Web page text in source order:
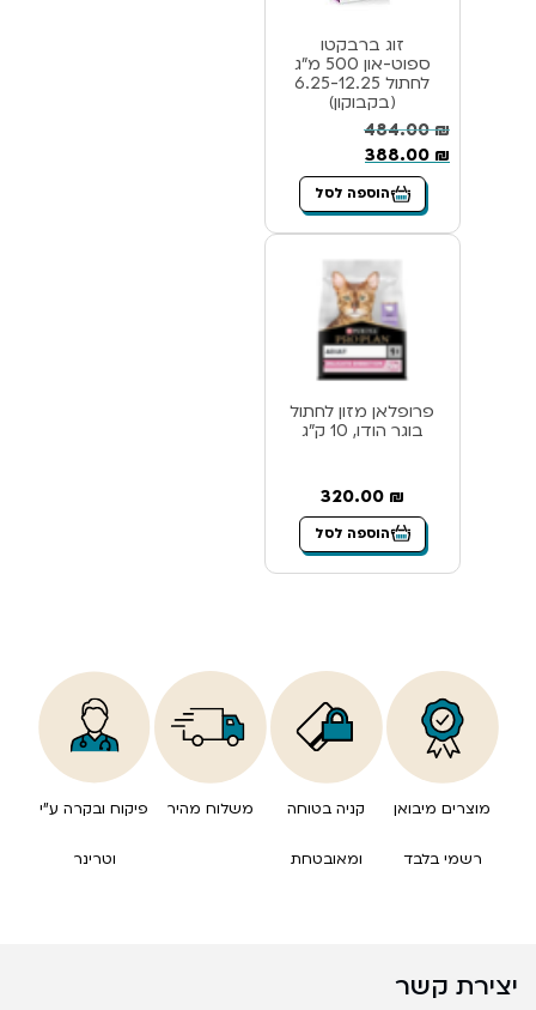
זוג ברבקטו
ספוט-און 500 מ”ג
לחתול 6.25-12.25
(בקבוקון)
484.00₪
388.00 ₪
הוספה לסל
פרופלאן מזון לחתול
בוגר הודו, 10 ק”ג
320.00 ₪
הוספה לסל
מוצרים מיבואן
רשמי בלבד
קניה בטוחה
ומאובטחת
משלוח מהיר פיקוח ובקרה ע”י
וטרינר
יצירת קשר